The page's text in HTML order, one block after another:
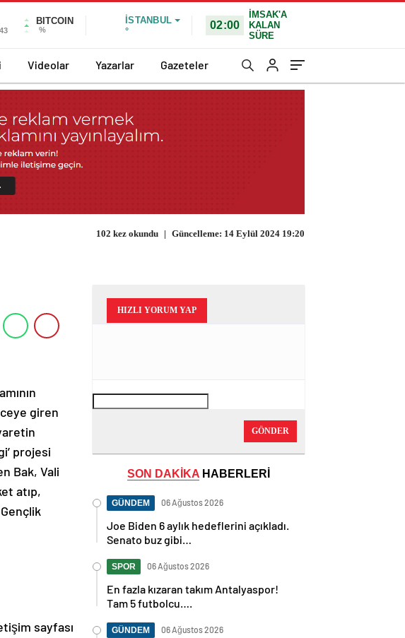
BITCOIN
%
İSTANBUL
°
02:00
İMSAK'A
KALAN
SÜRE
Videolar Yazarlar Gazeteler
102 kez okundu | Güncelleme: 14 Eylül 2024 19:20
giren
projesi
Bak, Vali
atıp,
sayfası
HIZLI YORUM YAP
GÖNDER
SON DAKİKA HABERLERİ
GÜNDEM 06 Ağustos 2026
Joe Biden 6 aylık hedeflerini açıkladı.
Senato buz gibi…
SPOR 06 Ağustos 2026
En fazla kızaran takım Antalyaspor!
Tam 5 futbolcu….
GÜNDEM 06 Ağustos 2026